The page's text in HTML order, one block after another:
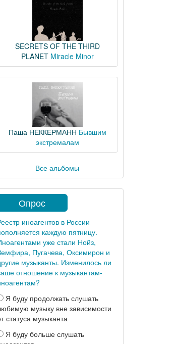
SECRETS OF THE THIRD
PLANET Miracle Minor
Паша НЕККЕРМАНН Бывшим
экстремалам
Все альбомы
Опрос
иноагентов в России
каждую пятницу.
уже стали Нойз,
Пугачева, Оксимирон и
музыканты. Изменилось ли
отношение к музыкантам-
Я буду продолжать слушать
музыку вне зависимости
статуса музыканта
Я буду больше слушать